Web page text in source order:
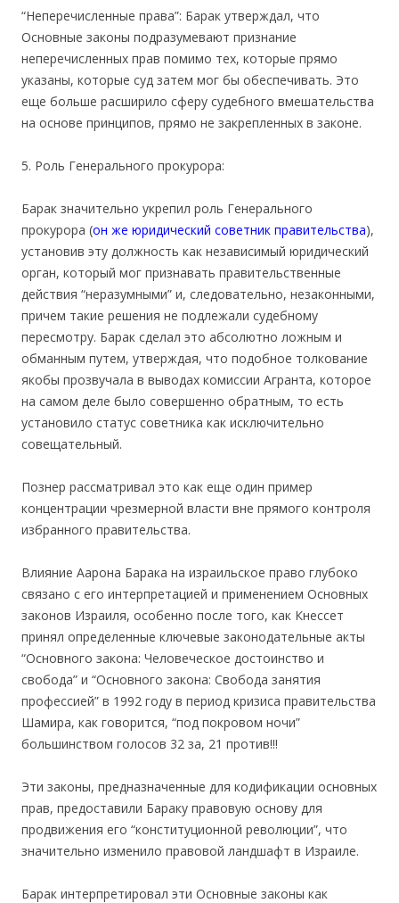
“Неперечисленные права”: Барак утверждал, что
Основные законы подразумевают признание
неперечисленных прав помимо тех, которые прямо
указаны, которые суд затем мог бы обеспечивать. Это
еще больше расширило сферу судебного вмешательства
на основе принципов, прямо не закрепленных в законе.
5. Роль Генерального прокурора:
Барак значительно укрепил роль Генерального
прокурора (он же юридический советник правительства),
установив эту должность как независимый юридический
орган, который мог признавать правительственные
действия “неразумными” и, следовательно, незаконными,
причем такие решения не подлежали судебному
пересмотру. Барак сделал это абсолютно ложным и
обманным путем, утверждая, что подобное толкование
якобы прозвучала в выводах комиссии Агранта, которое
на самом деле было совершенно обратным, то есть
установило статус советника как исключительно
совещательный.
Познер рассматривал это как еще один пример
концентрации чрезмерной власти вне прямого контроля
избранного правительства.
Влияние Аарона Барака на израильское право глубоко
связано с его интерпретацией и применением Основных
законов Израиля, особенно после того, как Кнессет
принял определенные ключевые законодательные акты
“Основного закона: Человеческое достоинство и
свобода” и “Основного закона: Свобода занятия
профессией” в 1992 году в период кризиса правительства
Шамира, как говорится, “под покровом ночи”
большинством голосов 32 за, 21 против!!!
Эти законы, предназначенные для кодификации основных
прав, предоставили Бараку правовую основу для
продвижения его “конституционной революции”, что
значительно изменило правовой ландшафт в Израиле.
Барак интерпретировал эти Основные законы как